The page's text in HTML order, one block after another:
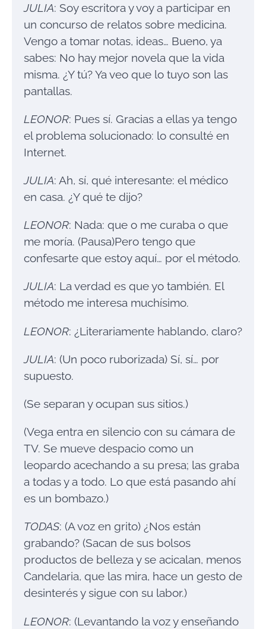
JULIA: Soy escritora y voy a participar en
un concurso de relatos sobre medicina.
Vengo a tomar notas, ideas… Bueno, ya
sabes: No hay mejor novela que la vida
misma. ¿Y tú? Ya veo que lo tuyo son las
pantallas.
LEONOR: Pues sí. Gracias a ellas ya tengo
el problema solucionado: lo consulté en
Internet.
JULIA: Ah, sí, qué interesante: el médico
en casa. ¿Y qué te dijo?
LEONOR: Nada: que o me curaba o que
me moría. (Pausa)Pero tengo que
confesarte que estoy aquí… por el método.
JULIA: La verdad es que yo también. El
método me interesa muchísimo.
LEONOR: ¿Literariamente hablando, claro?
JULIA: (Un poco ruborizada) Sí, sí… por
supuesto.
(Se separan y ocupan sus sitios.)
(Vega entra en silencio con su cámara de
TV. Se mueve despacio como un
leopardo acechando a su presa; las graba
a todas y a todo. Lo que está pasando ahí
es un bombazo.)
TODAS: (A voz en grito) ¿Nos están
grabando? (Sacan de sus bolsos
productos de belleza y se acicalan, menos
Candelaria, que las mira, hace un gesto de
desinterés y sigue con su labor.)
LEONOR: (Levantando la voz y enseñando